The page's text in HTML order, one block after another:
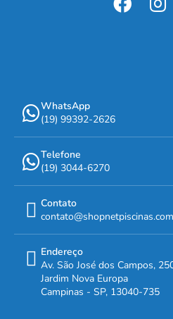
WhatsApp
(19) 99392-2626
Telefone
(19) 3044-6270
Contato
Endereço
Av. São José dos Campos,
Jardim Nova Europa
Campinas - SP, 13040-735